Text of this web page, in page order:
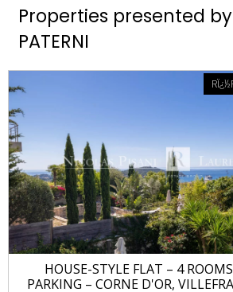
Properties presented by
PATERNI
HOUSE-STYLE FLAT – 4
PARKING – CORNE D'OR,